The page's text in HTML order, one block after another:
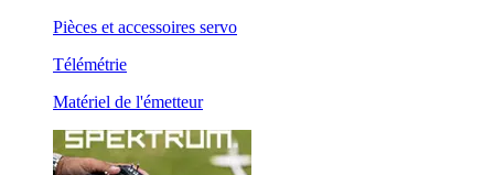
Pièces et accessoires servo
Télémétrie
Matériel de l'émetteur